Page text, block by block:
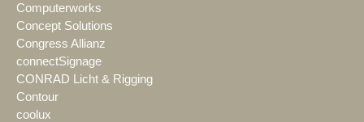
Computerworks
Concept Solutions
Congress Allianz
connectSignage
CONRAD Licht & Rigging
Contour
coolux